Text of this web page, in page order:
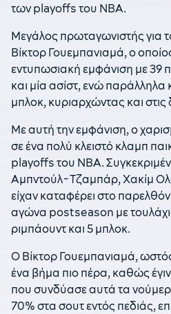
των playoffs του NBA.
Μεγάλος πρωταγωνιστής για
Βίκτορ Γουεμπανιαμά, ο
εντυπωσιακή εμφάνιση με 39
και μία ασίστ, ενώ παράλληλα
μπλοκ, κυριαρχώντας και
Με αυτή την εμφάνιση, ο
σε ένα πολύ κλειστό κλαμπ
playoffs του NBA.
Αμπντούλ-Τζαμπάρ, Χακίμ
είχαν καταφέρει στο
αγώνα postseason με
ριμπάουντ και 5 μπλοκ.
Ο Βίκτορ Γουεμπανιαμά,
ένα βήμα πιο πέρα, καθώς
που συνδύασε αυτά τα
70% στα σουτ εντός πεδιάς,